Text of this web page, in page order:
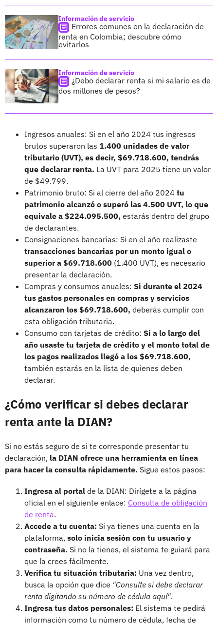
Información de servicio
Errores comunes en la declaración de
renta en Colombia; descubre cómo
evitarlos
Información de servicio
¿Debo declarar renta si mi salario es de
dos millones de pesos?
Ingresos anuales: Si en el año 2024 tus ingresos
brutos superaron las 1.400 unidades de valor
tributario (UVT), es decir, $69.718.600, tendrás
que declarar renta. La UVT para 2025 tiene un valor
de $49.799.
Patrimonio bruto: Si al cierre del año 2024 tu
patrimonio alcanzó o superó las 4.500 UVT, lo que
equivale a $224.095.500, estarás dentro del grupo
de declarantes.
Consignaciones bancarias: Si en el año realizaste
transacciones bancarias por un monto igual o
superior a $69.718.600 (1.400 UVT), es necesario
presentar la declaración.
Compras y consumos anuales: Si durante el 2024
tus gastos personales en compras y servicios
alcanzaron los $69.718.600, deberás cumplir con
esta obligación tributaria.
Consumo con tarjetas de crédito: Si a lo largo del
año usaste tu tarjeta de crédito y el monto total de
los pagos realizados llegó a los $69.718.600,
también estarás en la lista de quienes deben
declarar.
¿Cómo verificar si debes declarar
renta ante la DIAN?
Si no estás seguro de si te corresponde presentar tu
declaración, la DIAN ofrece una herramienta en línea
para hacer la consulta rápidamente. Sigue estos pasos:
Ingresa al portal de la DIAN: Dirígete a la página
oficial en el siguiente enlace: Consulta de obligación
de renta.
Accede a tu cuenta: Si ya tienes una cuenta en la
plataforma, solo inicia sesión con tu usuario y
contraseña. Si no la tienes, el sistema te guiará para
que la crees fácilmente.
Verifica tu situación tributaria: Una vez dentro,
busca la opción que dice "Consulte si debe declarar
renta digitando su número de cédula aquí".
Ingresa tus datos personales: El sistema te pedirá
información como tu número de cédula, fecha de